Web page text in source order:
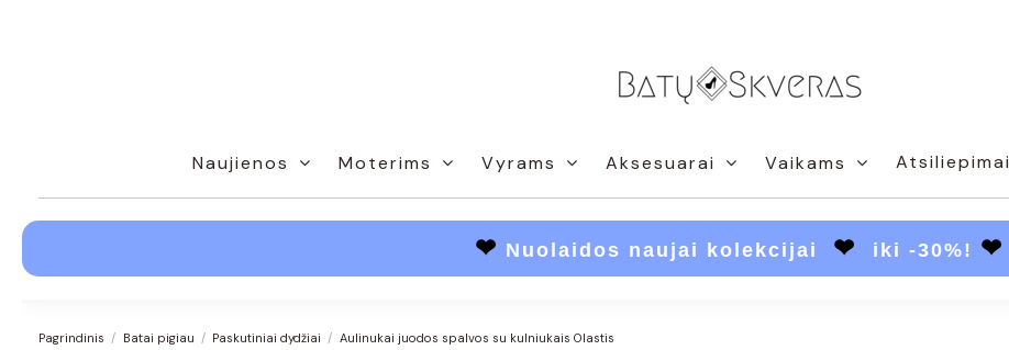
Naujienos Moterims Vyrams Aksesuarai Vaikams Atsiliepimai
❤ Nuolaidos naujai kolekcijai ❤ iki -30%! ❤
Pagrindinis Batai pigiau Paskutiniai dydžiai Aulinukai juodos spalvos su kulniukais Olastis